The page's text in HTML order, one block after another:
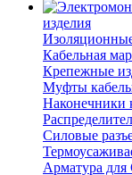
изделия
Кабельная
Крепежные
Муфты
Наконечники
Силовые
Арматура